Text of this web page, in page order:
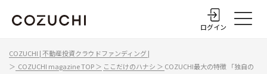
ログイン
COZUCHI | 不動産投資クラウドファンディング |
＞ COZUCHI magazine TOP ＞ ここだけのハナシ ＞ COZUCHI最大の特徴 「独自の